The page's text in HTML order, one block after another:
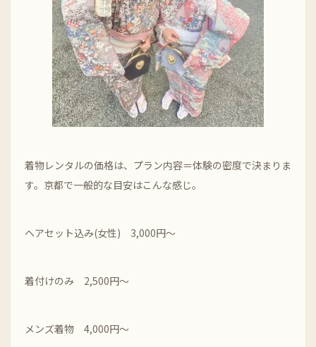
着物レンタルの価格は、プラン内容＝体験の密度で決まりま
す。京都で一般的な目安はこんな感じ。
ヘアセット込み(女性) 3,000円～
着付けのみ 2,500円～
メンズ着物 4,000円～